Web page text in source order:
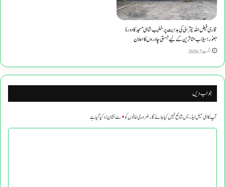
قاری فیض اللہ چترالی کی ہدایت پر خطیب شاہی مسجد کا دورۂ
جغور؛ سیلاب متاثرین کے لیے جستی چادروں کا اعلان
اگست 7, 2026
جواب دیں
آپ کا ای میل ایڈریس شائع نہیں کیا جائے گا۔ضروری خانوں کو*سے نشان زد کیا گیا ہے